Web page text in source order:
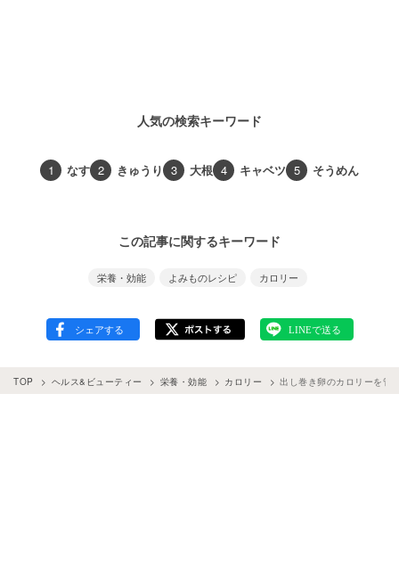
人気の検索キーワード
1 なす 2 きゅうり 3 大根 4 キャベツ 5 そうめん
この記事に関するキーワード
栄養・効能 よみものレシピ カロリー
TOP ヘルス&ビューティー 栄養・効能 カロリー 出し巻き卵のカロリーを管